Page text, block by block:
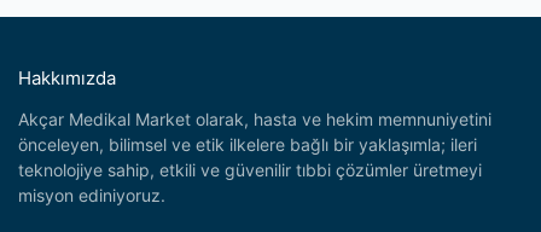
Hakkımızda
Akçar Medikal Market olarak, hasta ve hekim memnuniyetini
önceleyen, bilimsel ve etik ilkelere bağlı bir yaklaşımla; ileri
teknolojiye sahip, etkili ve güvenilir tıbbi çözümler üretmeyi
misyon ediniyoruz.